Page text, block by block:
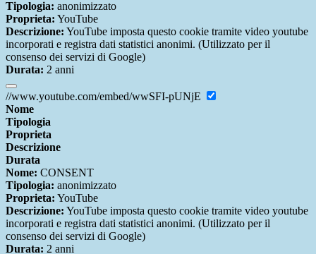
Tipologia: anonimizzato
Proprieta: YouTube
Descrizione: YouTube imposta questo cookie tramite video youtube
incorporati e registra dati statistici anonimi. (Utilizzato per il
consenso dei servizi di Google)
Durata: 2 anni
//www.youtube.com/embed/wwSFI-pUNjE
Nome
Tipologia
Proprieta
Descrizione
Durata
Nome: CONSENT
Tipologia: anonimizzato
Proprieta: YouTube
Descrizione: YouTube imposta questo cookie tramite video youtube
incorporati e registra dati statistici anonimi. (Utilizzato per il
consenso dei servizi di Google)
Durata: 2 anni